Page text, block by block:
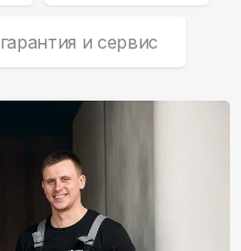
гарантия и сервис